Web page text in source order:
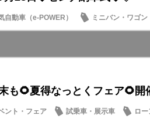
自動車（e-POWER）
ミニバン・ワゴン
式
も🌻夏得なっとくフェア🌻開
ント・フェア 試乗車・展示車
ロー